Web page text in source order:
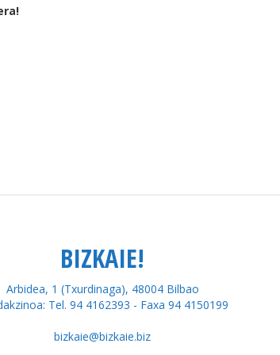
BIZKAIE!
Arbidea, 1 (Txurdinaga), 48004 Bilbao
Tel. 94 4162393 - Faxa 94 4150199
bizkaie@bizkaie.biz